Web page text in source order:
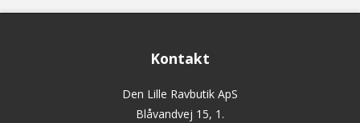
Kontakt
Den Lille Ravbutik ApS
Blåvandvej 15, 1.